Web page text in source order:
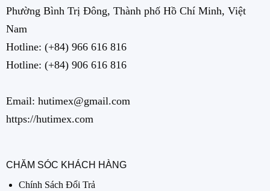
Phường Bình Trị Đông, Thành phố Hồ Chí Minh, Việt
Nam
Hotline: (+84) 966 616 816
Hotline: (+84) 906 616 816
Email: hutimex@gmail.com
https://hutimex.com
CHĂM SÓC KHÁCH HÀNG
Chính Sách Đổi Trả